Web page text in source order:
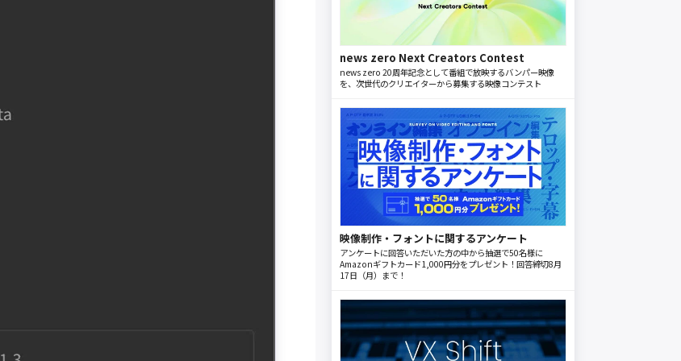
news zero Next Creators Contest
news zero 20周年記念として番組で放映するバンパー映像
を、次世代のクリエイターから募集する映像コンテスト
映像制作・フォントに関するアンケート
アンケートに回答いただいた方の中から抽選で50名様に
Amazonギフトカード1,000円分をプレゼント！回答締切8月
17日（月）まで！